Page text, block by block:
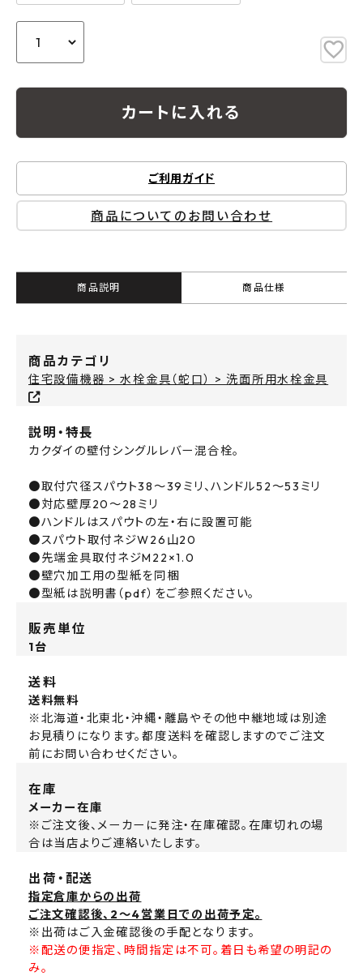
カートに入れる
ご利用ガイド
商品についてのお問い合わせ
商品説明 商品仕様
商品カテゴリ
住宅設備機器 > 水栓金具（蛇口） > 洗面所用水栓金具
説明・特長
カクダイの壁付シングルレバー混合栓。
●取付穴径スパウト38～39ミリ、ハンドル52～53ミリ
●対応壁厚20～28ミリ
●ハンドルはスパウトの左・右に設置可能
●スパウト取付ネジW26山20
●先端金具取付ネジM22×1.0
●壁穴加工用の型紙を同梱
●型紙は説明書（pdf）をご参照ください。
販売単位
1台
送料
送料無料
※北海道・北東北・沖縄・離島やその他中継地域は別途
お見積りになります。都度送料を確認しますのでご注文
前にお問い合わせください。
在庫
メーカー在庫
※ご注文後、メーカーに発注・在庫確認。在庫切れの場
合は当店よりご連絡いたします。
出荷・配送
指定倉庫からの出荷
ご注文確認後、2～4営業日での出荷予定。
※出荷はご入金確認後の手配となります。
※配送の便指定、時間指定は不可。着日も希望の明記の
み。